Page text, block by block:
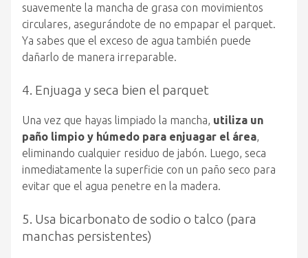
suavemente la mancha de grasa con movimientos
circulares, asegurándote de no empapar el parquet.
Ya sabes que el exceso de agua también puede
dañarlo de manera irreparable.
4. Enjuaga y seca bien el parquet
Una vez que hayas limpiado la mancha, utiliza un
paño limpio y húmedo para enjuagar el área,
eliminando cualquier residuo de jabón. Luego, seca
inmediatamente la superficie con un paño seco para
evitar que el agua penetre en la madera.
5. Usa bicarbonato de sodio o talco (para
manchas persistentes)